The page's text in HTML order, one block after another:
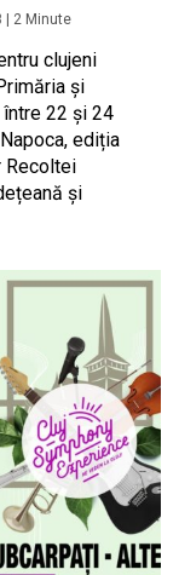
2 Minute
clujeni
și
22 și 24
ediția
Recoltei
și